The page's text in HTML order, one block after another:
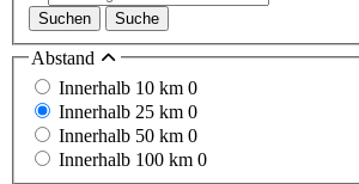
Suchen Suche
Abstand
Innerhalb 10 km 0
Innerhalb 25 km 0
Innerhalb 50 km 0
Innerhalb 100 km 0